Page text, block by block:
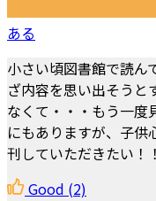
ある
小さい頃図書館で読ん
ざ内容を思い出そうと
なくて・・・もう一度
にもありますが、子供
刊していただきたい！
Good (2)